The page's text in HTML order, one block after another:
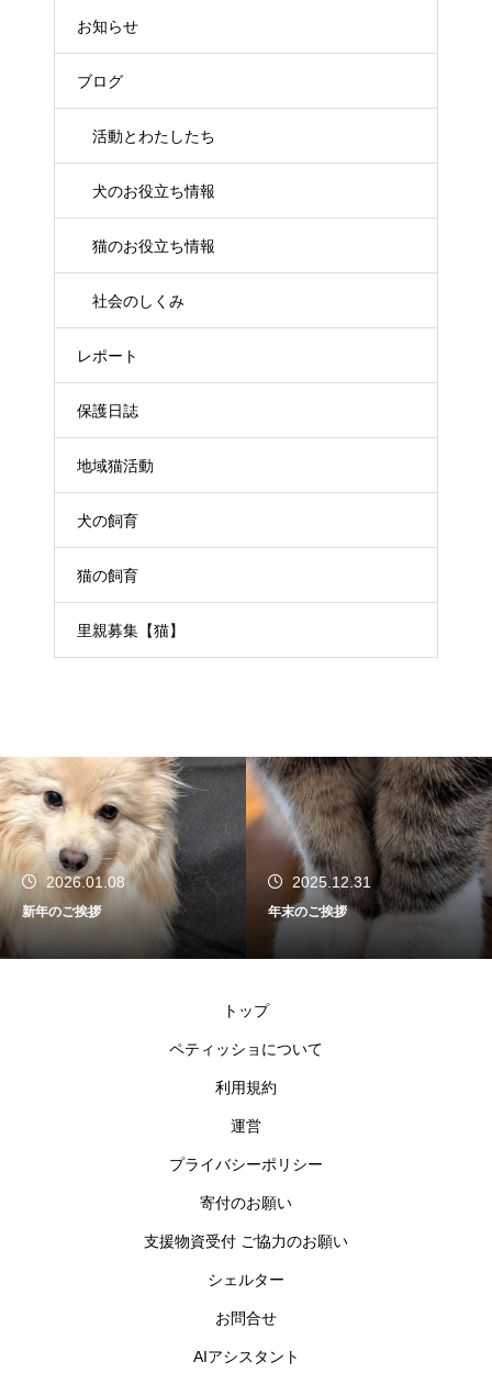
お知らせ
ブログ
活動とわたしたち
犬のお役立ち情報
猫のお役立ち情報
社会のしくみ
レポート
保護日誌
地域猫活動
犬の飼育
猫の飼育
里親募集【猫】
2026.01.08
新年のご挨拶
2025.12.31
年末のご挨拶
トップ
ペティッショについて
利用規約
運営
プライバシーポリシー
寄付のお願い
支援物資受付 ご協力のお願い
シェルター
お問合せ
AIアシスタント